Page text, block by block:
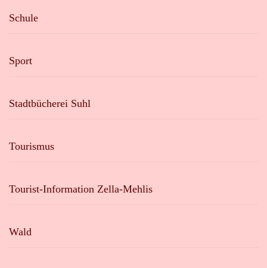
Schule
Sport
Stadtbücherei Suhl
Tourismus
Tourist-Information Zella-Mehlis
Wald